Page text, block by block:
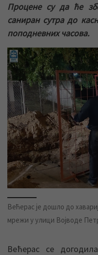
Процене су да ће
саниран сутра до
поподневних часова.
Већерас је дошло до
мрежи у улици Војводе
Већерас се